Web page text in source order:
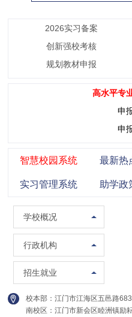
2026实习备案
创新强校考核
规划教材申报
高水平专
申
申
智慧校园系统
实习管理系统
最新热
助学政
学校概况
学校概况
校训精神
现任领导
组织架构
联系方式
行政机构
党政办公室（法制办公室）
南校区管委会办公室
人事处（教师发展中心）
教务处
招生就业
招生办公室
继续教育学院
校本部：江门市江海区五邑路
南校区：江门市新会区睦洲镇励